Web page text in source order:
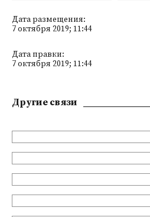
Дата размещения:
7 октября 2019; 11:44
Дата правки:
7 октября 2019; 11:44
Другие связи